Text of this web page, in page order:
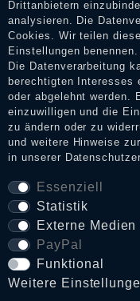
Impressum
AGB
Widerrufs­recht
VERTRAG
Drittanbietern
analysieren. Die
Cookies. Wir teilen
Einstellungen benennen.
Die Datenverarbeitung
berechtigten Interesses
oder abgelehnt werden.
einzuwilligen und die
zu ändern oder zu
und weitere Hinweise
in unserer
Essenziell
Statistik
Externe Medien
PayPal
Funktional
Weitere